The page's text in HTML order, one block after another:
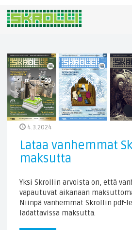
4.3.2024
Lataa vanhemmat
maksutta
Yksi Skrollin arvoista on, että
vapautuvat aikanaan
Niinpä vanhemmat Skrollin pdf-
ladattavissa maksutta.